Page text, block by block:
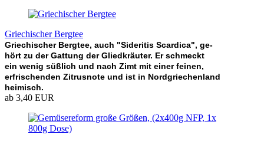
Griechischer Bergtee
Griechischer Bergtee, auch "Sideritis Scardica", ge-
hört zu der Gattung der Gliedkräuter. Er schmeckt
ein wenig süßlich und nach Zimt mit einer feinen,
erfrischenden Zitrusnote und ist in Nordgriechenland
heimisch.
ab 3,40 EUR